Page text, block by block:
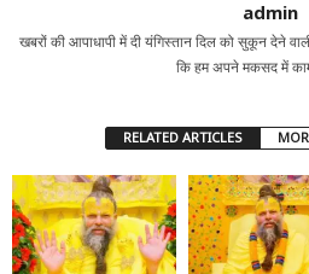
admin
खबरों की आपाधापी में दी यंगिस्तान दिल को सुकून देने
कि हम अपने मकसद में
RELATED ARTICLES